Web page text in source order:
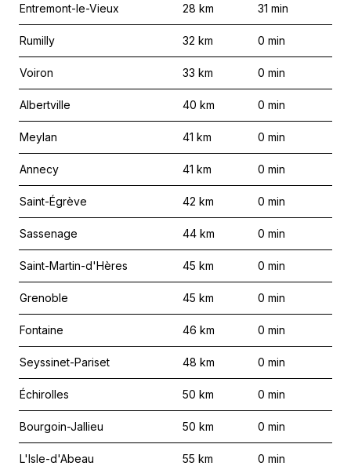
Entremont-le-Vieux 28 km 31 min
Rumilly 32 km 0 min
Voiron 33 km 0 min
Albertville 40 km 0 min
Meylan 41 km 0 min
Annecy 41 km 0 min
Saint-Égrève 42 km 0 min
Sassenage 44 km 0 min
Saint-Martin-d'Hères 45 km 0 min
Grenoble 45 km 0 min
Fontaine 46 km 0 min
Seyssinet-Pariset 48 km 0 min
Échirolles 50 km 0 min
Bourgoin-Jallieu 50 km 0 min
L'Isle-d'Abeau 55 km 0 min